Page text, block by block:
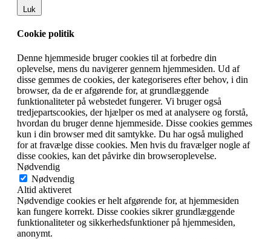
Luk
Cookie politik
Denne hjemmeside bruger cookies til at forbedre din
oplevelse, mens du navigerer gennem hjemmesiden. Ud af
disse gemmes de cookies, der kategoriseres efter behov, i din
browser, da de er afgørende for, at grundlæggende
funktionaliteter på webstedet fungerer. Vi bruger også
tredjepartscookies, der hjælper os med at analysere og forstå,
hvordan du bruger denne hjemmeside. Disse cookies gemmes
kun i din browser med dit samtykke. Du har også mulighed
for at fravælge disse cookies. Men hvis du fravælger nogle af
disse cookies, kan det påvirke din browseroplevelse.
Nødvendig
Nødvendig
Altid aktiveret
Nødvendige cookies er helt afgørende for, at hjemmesiden
kan fungere korrekt. Disse cookies sikrer grundlæggende
funktionaliteter og sikkerhedsfunktioner på hjemmesiden,
anonymt.